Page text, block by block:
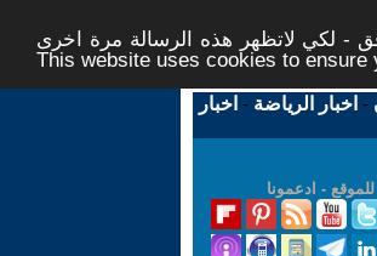
- لكي لاتظهر هذه الرسالة مرة اخرى -
This website uses cookies to
- اخبار الرياضة - اخبار
للموقع - ادعمونا